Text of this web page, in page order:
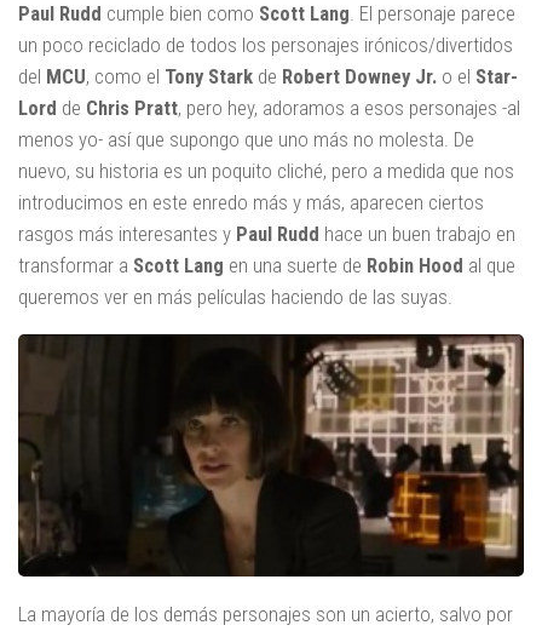
Paul Rudd cumple bien como Scott Lang. El personaje parece
un poco reciclado de todos los personajes irónicos/divertidos
del MCU, como el Tony Stark de Robert Downey Jr. o el Star-
Lord de Chris Pratt, pero hey, adoramos a esos personajes -al
menos yo- así que supongo que uno más no molesta. De
nuevo, su historia es un poquito cliché, pero a medida que nos
introducimos en este enredo más y más, aparecen ciertos
rasgos más interesantes y Paul Rudd hace un buen trabajo en
transformar a Scott Lang en una suerte de Robin Hood al que
queremos ver en más películas haciendo de las suyas.
La mayoría de los demás personajes son un acierto, salvo por